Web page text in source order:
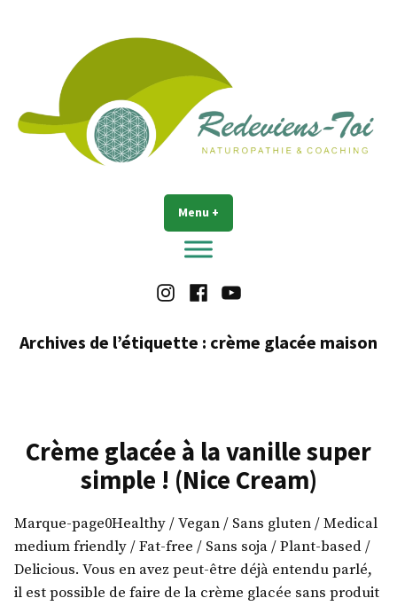
Redeviens-toi Menu +
Instagram
FacebookYoutube
Archives de l’étiquette : crème glacée maison
Crème glacée à la vanille super
simple ! (Nice Cream)
Marque-page0Healthy / Vegan / Sans gluten / Medical
medium friendly / Fat-free / Sans soja / Plant-based /
Delicious. Vous en avez peut-être déjà entendu parlé,
il est possible de faire de la crème glacée sans produit